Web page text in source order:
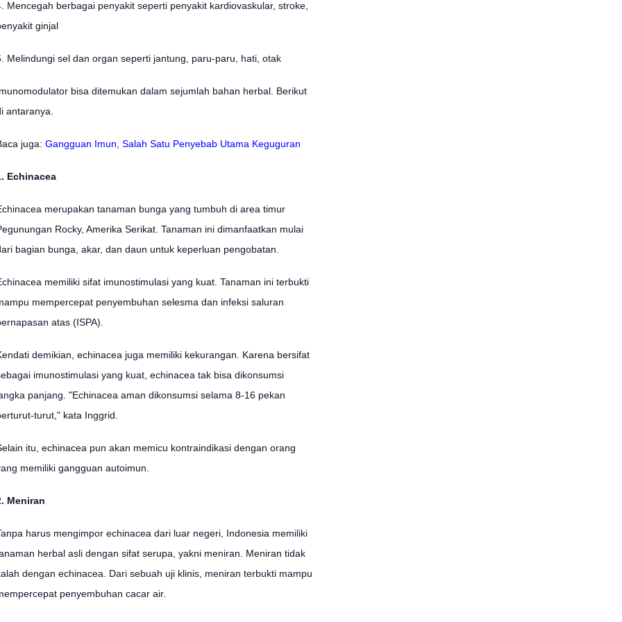
Mencegah berbagai penyakit seperti penyakit kardiovaskular, stroke,
ginjal
Melindungi sel dan organ seperti jantung, paru-paru, hati, otak
bisa ditemukan dalam sejumlah bahan herbal. Berikut
antaranya.
juga: Gangguan Imun, Salah Satu Penyebab Utama Keguguran
Echinacea
merupakan tanaman bunga yang tumbuh di area timur
Rocky, Amerika Serikat. Tanaman ini dimanfaatkan mulai
bagian bunga, akar, dan daun untuk keperluan pengobatan.
memiliki sifat imunostimulasi yang kuat. Tanaman ini terbukti
mempercepat penyembuhan selesma dan infeksi saluran
atas (ISPA).
demikian, echinacea juga memiliki kekurangan. Karena bersifat
imunostimulasi yang kuat, echinacea tak bisa dikonsumsi
panjang. "Echinacea aman dikonsumsi selama 8-16 pekan
turut," kata Inggrid.
itu, echinacea pun akan memicu kontraindikasi dengan orang
memiliki gangguan autoimun.
Meniran
harus mengimpor echinacea dari luar negeri, Indonesia memiliki
herbal asli dengan sifat serupa, yakni meniran. Meniran tidak
dengan echinacea. Dari sebuah uji klinis, meniran terbukti mampu
penyembuhan cacar air.